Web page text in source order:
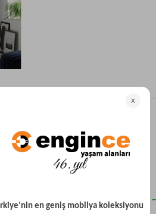
Koltuk
Koltuk